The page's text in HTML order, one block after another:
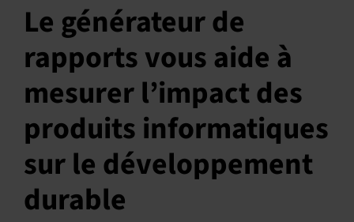
Feuille de route
Product Finder
Nous contacter
Bulletin d'information
FAQ
Le générateur de
rapports vous aide à
mesurer l’impact des
produits informatiques
sur le développement
durable